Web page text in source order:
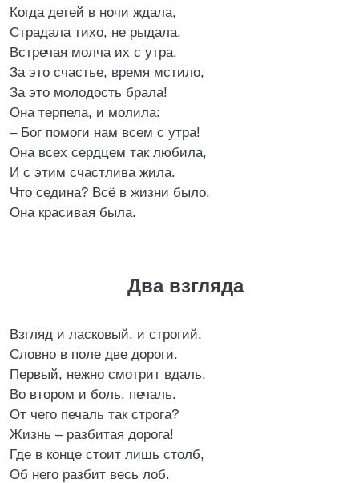
Когда детей в ночи ждала,
Страдала тихо, не рыдала,
Встречая молча их с утра.
За это счастье, время мстило,
За это молодость брала!
Она терпела, и молила:
– Бог помоги нам всем с утра!
Она всех сердцем так любила,
И с этим счастлива жила.
Что седина? Всё в жизни было.
Она красивая была.
Два взгляда
Взгляд и ласковый, и строгий,
Словно в поле две дороги.
Первый, нежно смотрит вдаль.
Во втором и боль, печаль.
От чего печаль так строга?
Жизнь – разбитая дорога!
Где в конце стоит лишь столб,
Об него разбит весь лоб.